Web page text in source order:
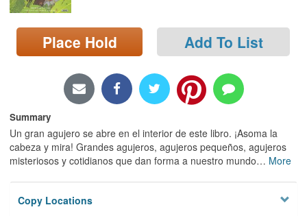
Search
Locations/Hours (external
page)
Place Hold Add To List
Summary
Un gran agujero se abre en el interior de este libro. ¡Asoma la
cabeza y mira! Grandes agujeros, agujeros pequeños, agujeros
misteriosos y cotidianos que dan forma a nuestro mundo… More
Copy Locations